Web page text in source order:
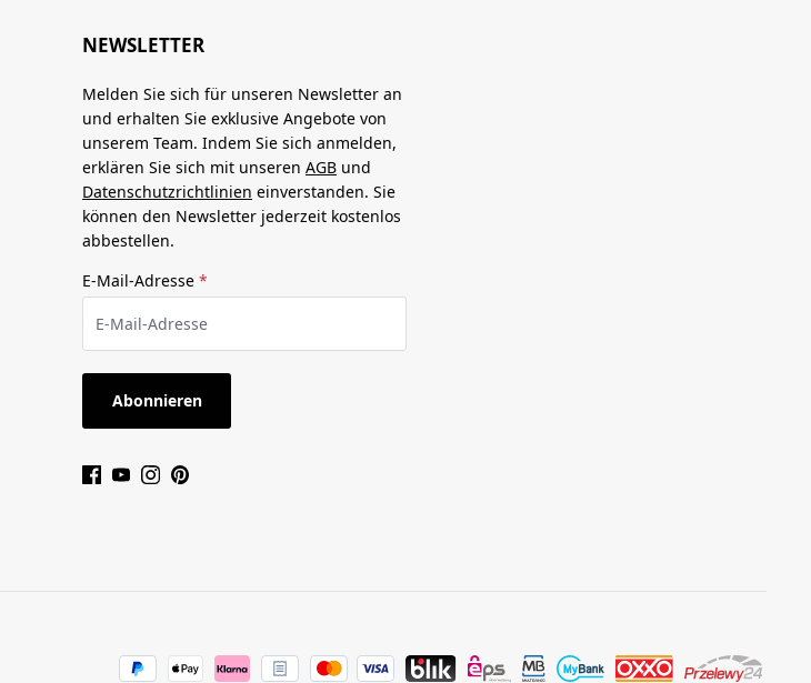
NEWSLETTER
Melden Sie sich für unseren Newsletter an
und erhalten Sie exklusive Angebote von
unserem Team. Indem Sie sich anmelden,
erklären Sie sich mit unseren AGB und
Datenschutzrichtlinien einverstanden. Sie
können den Newsletter jederzeit kostenlos
abbestellen.
E-Mail-Adresse *
Abonnieren